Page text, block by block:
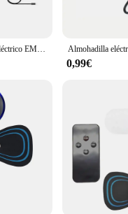
Estimulador muscular eléctrico EMS con control remoto, inalámbrico, inteligente, Fitness, entrenamiento Abdominal, masajeador de ABS, moldeador de adelgazamiento corporal
0,99€